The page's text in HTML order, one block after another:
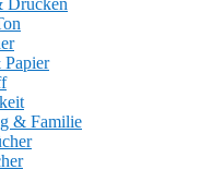
Drucken
& Familie